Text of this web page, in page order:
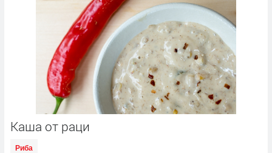
Каша от раци
Риба